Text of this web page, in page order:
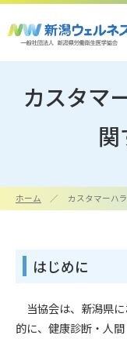
カスタマ
ホーム カスタマーハ
はじめに
当協会は、新潟県
的に、健康診断・人